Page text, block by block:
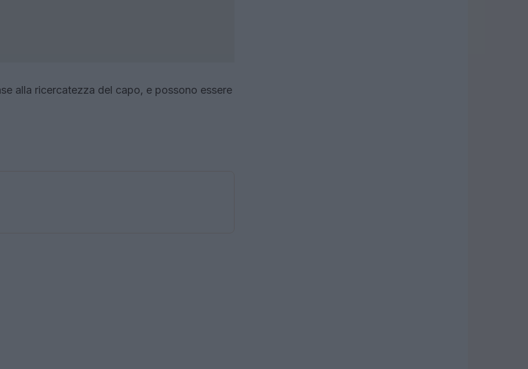
alla ricercatezza del capo, e possono essere